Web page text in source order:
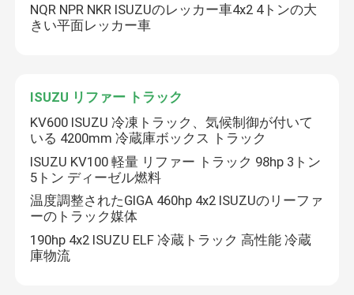
NQR NPR NKR ISUZUのレッカー車4x2 4トンの大
きい平面レッカー車
ISUZU リファー トラック
KV600 ISUZU 冷凍トラック、気候制御が付いて
いる 4200mm 冷蔵庫ボックス トラック
ISUZU KV100 軽量 リファー トラック 98hp 3トン
5トン ディーゼル燃料
温度調整されたGIGA 460hp 4x2 ISUZUのリーファ
ーのトラック媒体
190hp 4x2 ISUZU ELF 冷蔵トラック 高性能 冷蔵
庫物流